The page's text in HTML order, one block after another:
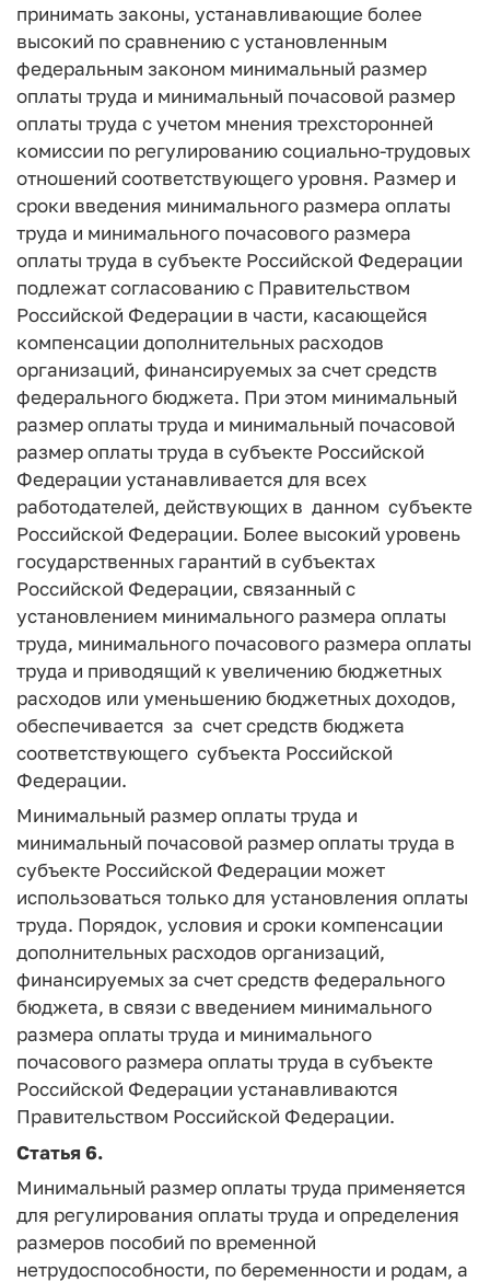
принимать законы, устанавливающие более
высокий по сравнению с установленным
федеральным законом минимальный размер
оплаты труда и минимальный почасовой размер
оплаты труда с учетом мнения трехсторонней
комиссии по регулированию социально-трудовых
отношений соответствующего уровня. Размер и
сроки введения минимального размера оплаты
труда и минимального почасового размера
оплаты труда в субъекте Российской Федерации
подлежат согласованию с Правительством
Российской Федерации в части, касающейся
компенсации дополнительных расходов
организаций, финансируемых за счет средств
федерального бюджета. При этом минимальный
размер оплаты труда и минимальный почасовой
размер оплаты труда в субъекте Российской
Федерации устанавливается для всех
работодателей, действующих в данном субъекте
Российской Федерации. Более высокий уровень
государственных гарантий в субъектах
Российской Федерации, связанный с
установлением минимального размера оплаты
труда, минимального почасового размера оплаты
труда и приводящий к увеличению бюджетных
расходов или уменьшению бюджетных доходов,
обеспечивается за счет средств бюджета
соответствующего субъекта Российской
Федерации.
Минимальный размер оплаты труда и
минимальный почасовой размер оплаты труда в
субъекте Российской Федерации может
использоваться только для установления оплаты
труда. Порядок, условия и сроки компенсации
дополнительных расходов организаций,
финансируемых за счет средств федерального
бюджета, в связи с введением минимального
размера оплаты труда и минимального
почасового размера оплаты труда в субъекте
Российской Федерации устанавливаются
Правительством Российской Федерации.
Статья 6.
Минимальный размер оплаты труда применяется
для регулирования оплаты труда и определения
размеров пособий по временной
нетрудоспособности, по беременности и родам, а